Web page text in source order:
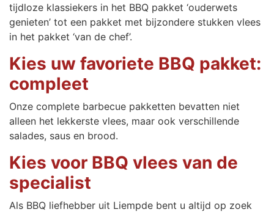
tijdloze klassiekers in het BBQ pakket ‘ouderwets
genieten’ tot een pakket met bijzondere stukken vlees
in het pakket ‘van de chef’.
Kies uw favoriete BBQ pakket:
compleet
Onze complete barbecue pakketten bevatten niet
alleen het lekkerste vlees, maar ook verschillende
salades, saus en brood.
Kies voor BBQ vlees van de
specialist
Als BBQ liefhebber uit Liempde bent u altijd op zoek